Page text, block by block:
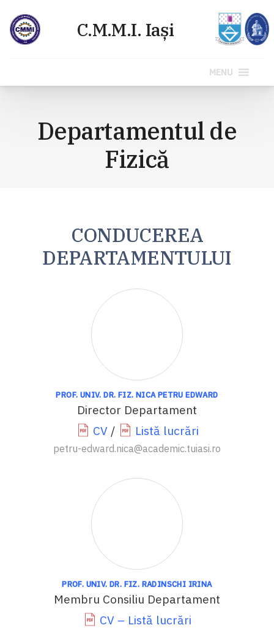
MENU
Departamentul de
Fizică
CONDUCEREA
DEPARTAMENTULUI
PROF. UNIV. DR. FIZ. NICA PETRU EDWARD
Director Departament
CV/ Listă lucrări
petru-edward.nica@academic.tuiasi.ro
PROF. UNIV. DR. FIZ. RADINSCHI IRINA
Membru Consiliu Departament
CV – Listă lucrări